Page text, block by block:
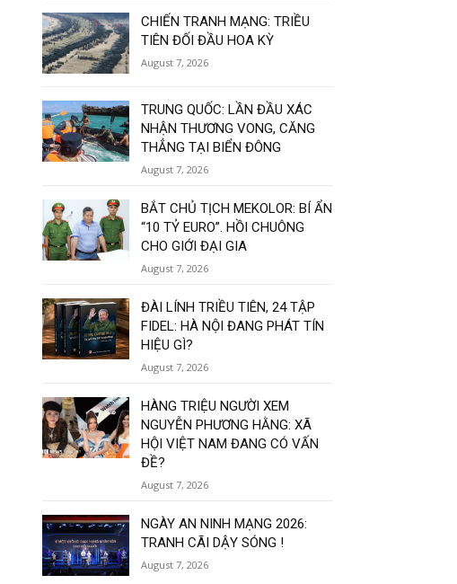
CHIẾN TRANH MẠNG: TRIỀU
TIÊN ĐỐI ĐẦU HOA KỲ
August 7, 2026
TRUNG QUỐC: LẦN ĐẦU XÁC
NHẬN THƯƠNG VONG, CĂNG
THẲNG TẠI BIỂN ĐÔNG
August 7, 2026
BẮT CHỦ TỊCH MEKOLOR: BÍ ẨN
“10 TỶ EURO”. HỒI CHUÔNG
CHO GIỚI ĐẠI GIA
August 7, 2026
ĐÀI LÍNH TRIỀU TIÊN, 24 TẬP
FIDEL: HÀ NỘI ĐANG PHÁT TÍN
HIỆU GÌ?
August 7, 2026
HÀNG TRIỆU NGƯỜI XEM
NGUYỄN PHƯƠNG HẰNG: XÃ
HỘI VIỆT NAM ĐANG CÓ VẤN
ĐỀ?
August 7, 2026
NGÀY AN NINH MẠNG 2026:
TRANH CÃI DẬY SÓNG !
August 7, 2026